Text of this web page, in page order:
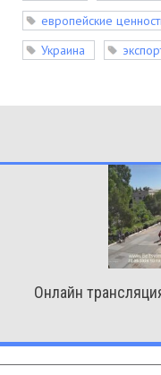
европейские
Украина
Онлайн